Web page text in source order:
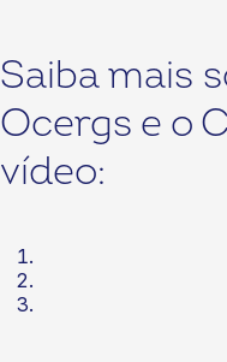
Saiba mais
Ocergs e o
vídeo: